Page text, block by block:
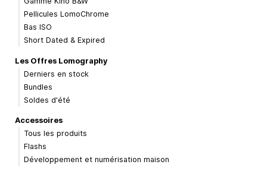
Pellicules LomoChrome
Bas ISO
Short Dated & Expired
Les Offres Lomography
Derniers en stock
Bundles
Soldes d'été
Accessoires
Tous les produits
Flashs
Développement et numérisation maison